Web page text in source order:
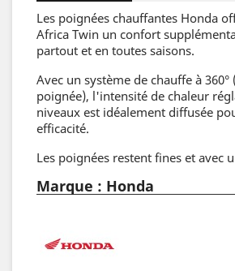
Les poignées chauffantes Honda
Africa Twin un confort
partout et en toutes saisons.
Avec un système de chauffe à
poignée), l'intensité de chaleur
niveaux est idéalement diffusée
efficacité.
Les poignées restent fines et avec
Marque : Honda